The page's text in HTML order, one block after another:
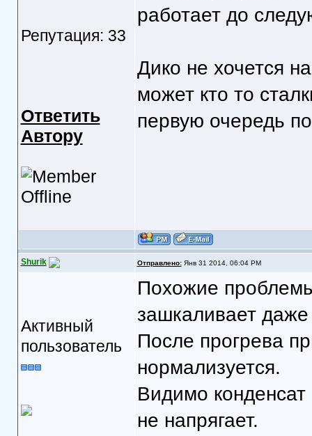
Репутация: 33
Ответить
Автору
работает до
Дико не хочется
может кто то
первую очередь
Shurik Отправлено:Янв 31 2014, 06:04 PM
Активный
пользователь
Похожие
зашкаливает
После прогрева
нормализуется.
Видимо конденсат
не напрягает.